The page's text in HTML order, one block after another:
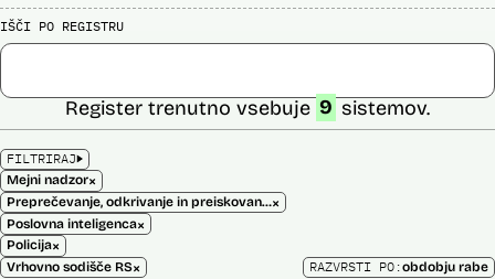
IŠČI PO REGISTRU
FILTRIRAJ
Mejni nadzor×
Preprečevanje, odkrivanje in preiskovanje kaznivih dejanj×
Poslovna inteligenca×
Policija×
Vrhovno sodišče RS×
Register trenutno vsebuje 9 sistemov.
RAZVRSTI PO:obdobju rabe